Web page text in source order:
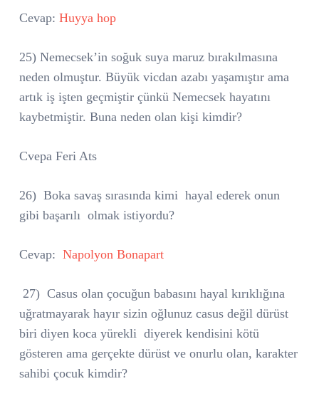
Cevap: Huyya hop
25) Nemecsek’in soğuk suya maruz bırakılmasına
neden olmuştur. Büyük vicdan azabı yaşamıştır ama
artık iş işten geçmiştir çünkü Nemecsek hayatını
kaybetmiştir. Buna neden olan kişi kimdir?
Cvepa Feri Ats
26) Boka savaş sırasında kimi hayal ederek onun
gibi başarılı olmak istiyordu?
Cevap: Napolyon Bonapart
27) Casus olan çocuğun babasını hayal kırıklığına
uğratmayarak hayır sizin oğlunuz casus değil dürüst
biri diyen koca yürekli diyerek kendisini kötü
gösteren ama gerçekte dürüst ve onurlu olan, karakter
sahibi çocuk kimdir?